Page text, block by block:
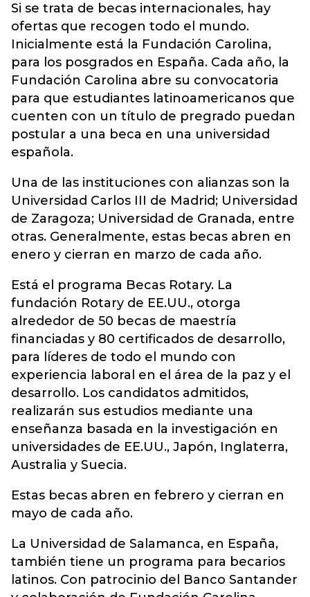
Si se trata de becas internacionales, hay
ofertas que recogen todo el mundo.
Inicialmente está la Fundación Carolina,
para los posgrados en España. Cada año, la
Fundación Carolina abre su convocatoria
para que estudiantes latinoamericanos que
cuenten con un título de pregrado puedan
postular a una beca en una universidad
española.
Una de las instituciones con alianzas son la
Universidad Carlos III de Madrid; Universidad
de Zaragoza; Universidad de Granada, entre
otras. Generalmente, estas becas abren en
enero y cierran en marzo de cada año.
Está el programa Becas Rotary. La
fundación Rotary de EE.UU., otorga
alrededor de 50 becas de maestría
financiadas y 80 certificados de desarrollo,
para líderes de todo el mundo con
experiencia laboral en el área de la paz y el
desarrollo. Los candidatos admitidos,
realizarán sus estudios mediante una
enseñanza basada en la investigación en
universidades de EE.UU., Japón, Inglaterra,
Australia y Suecia.
Estas becas abren en febrero y cierran en
mayo de cada año.
La Universidad de Salamanca, en España,
también tiene un programa para becarios
latinos. Con patrocinio del Banco Santander